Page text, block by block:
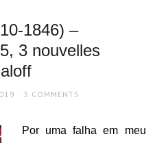
1846) –
3 nouvelles
3 COMMENTS
Por uma falha em meu